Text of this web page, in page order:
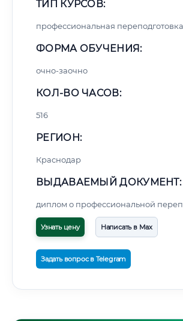
ТИП КУРСОВ:
профессиональная переподготовка
ФОРМА ОБУЧЕНИЯ:
очно-заочно
КОЛ-ВО ЧАСОВ:
516
РЕГИОН:
Краснодар
ВЫДАВАЕМЫЙ ДОКУМЕНТ:
диплом о профессиональной
Узнать цену Написать в Max
Задать вопрос в Telegram